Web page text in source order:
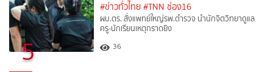
5
#ข่าวทั่วไทย #TNN ช่อง16
ผบ.ตร. สั่งแพทย์ใหญ่รพ.ตำรวจ นำนักจิตวิทยาดูแล
ครู-นักเรียนเหตุกราดยิง
36